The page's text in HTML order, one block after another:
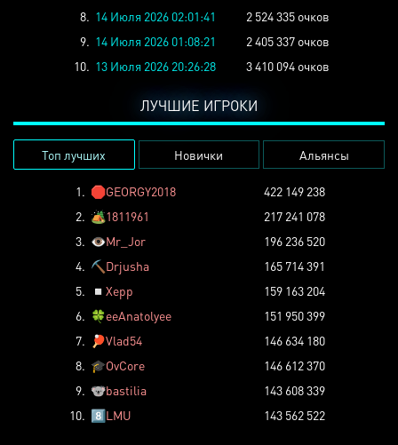
8. 14 Июля 2026 02:01:41
2 524 335 очков
9. 14 Июля 2026 01:08:21
2 405 337 очков
10. 13 Июля 2026 20:26:28 3 410 094 очков
ЛУЧШИЕ ИГРОКИ
Топ лучших Новички Альянсы
1. 🛑GEORGY2018
422 149 238
2. 🏕️1811961
217 241 078
3. 👁️Mr_Jor
196 236 520
4. ⛏️ Drjusha
165 714 391
5.
◽ Xepp
159 163 204
6. 🍀eeAnatolyee
151 950 399
7.
🏓Vlad54
146 634 180
8. 🎓OvCore
146 612 370
9. 🐨bastilia
143 608 339
10. 8️⃣LMU 143 562 522